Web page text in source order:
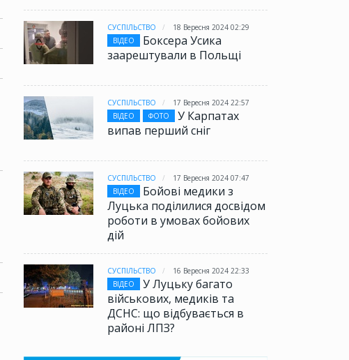
СУСПІЛЬСТВО
18 Вересня 2024 02:29
ВІДЕО
Боксера Усика
заарештували в Польщі
СУСПІЛЬСТВО
17 Вересня 2024 22:57
ВІДЕО
ФОТО
У Карпатах
випав перший сніг
СУСПІЛЬСТВО
17 Вересня 2024 07:47
ВІДЕО
Бойові медики з
Луцька поділилися досвідом
роботи в умовах бойових
дій
СУСПІЛЬСТВО
16 Вересня 2024 22:33
ВІДЕО
У Луцьку багато
військових, медиків та
ДСНС: що відбувається в
районі ЛПЗ?